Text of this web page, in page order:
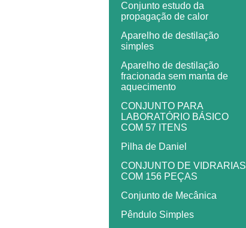
Conjunto estudo da
propagação de calor
Aparelho de destilação
simples
Aparelho de destilação
fracionada sem manta de
aquecimento
CONJUNTO PARA
LABORATÓRIO BÁSICO
COM 57 ITENS
Pilha de Daniel
CONJUNTO DE VIDRARIAS
COM 156 PEÇAS
Conjunto de Mecânica
Pêndulo Simples